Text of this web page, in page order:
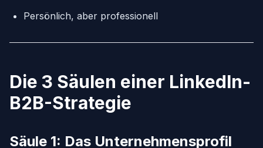
Persönlich, aber professionell
Die 3 Säulen einer LinkedIn-
B2B-Strategie
Säule 1: Das Unternehmensprofil